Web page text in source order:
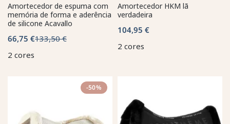
Amortecedor de espuma com
memória de forma e aderência
de silicone Acavallo
66,75 €133,50 €
2 cores
Amortecedor HKM lã
verdadeira
104,95 €
2 cores
-50%